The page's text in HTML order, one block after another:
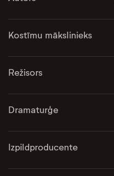
Kostīmu mākslinieks
Režisors
Dramaturģe
Izpildproducente